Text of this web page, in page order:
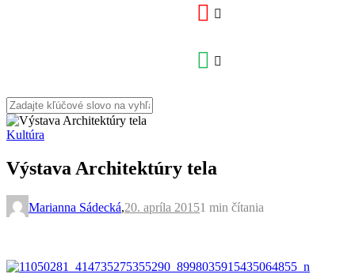
Kultúra
Výstava Architektúry tela
Marianna Sádecká,20. apríla 20151 min čítania